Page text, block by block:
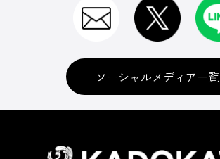
ソーシャルメディア一覧